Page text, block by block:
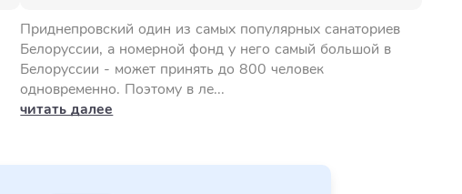
Приднепровский один из самых популярных санаториев
Белоруссии, а номерной фонд у него самый большой в
Белоруссии - может принять до 800 человек
одновременно. Поэтому в ле...
читать далее